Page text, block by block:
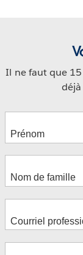
Il ne faut que